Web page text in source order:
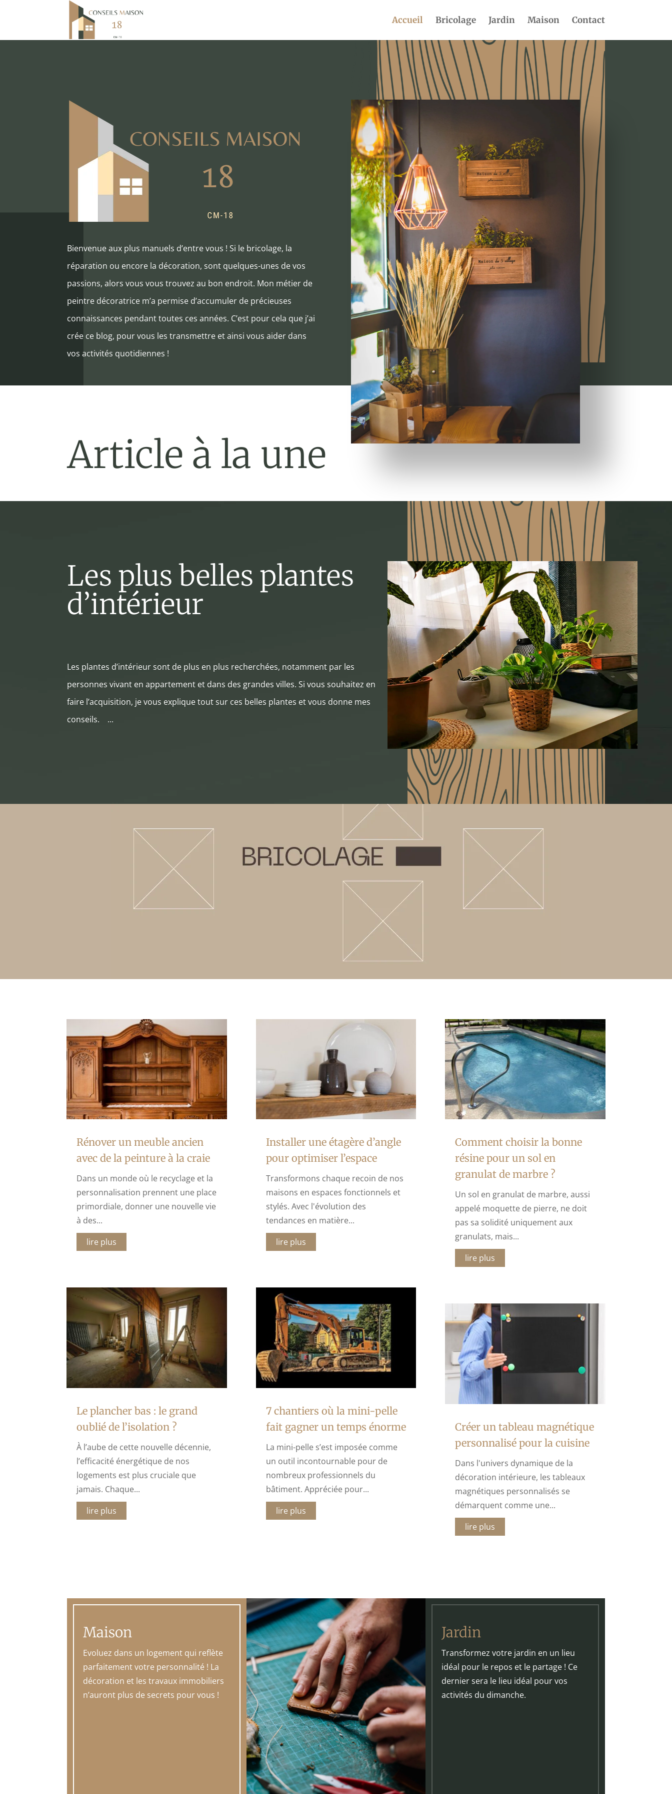
Accueil Bricolage Jardin Maison Contact
Bienvenue aux plus manuels d’entre vous ! Si le bricolage, la
réparation ou encore la décoration, sont quelques-unes de vos
passions, alors vous vous trouvez au bon endroit. Mon métier de
peintre décoratrice m’a permise d’accumuler de précieuses
connaissances pendant toutes ces années. C’est pour cela que j’ai
crée ce blog, pour vous les transmettre et ainsi vous aider dans
vos activités quotidiennes !
Article à la une
Les plus belles plantes
d’intérieur
Les plantes d’intérieur sont de plus en plus recherchées, notamment par les
personnes vivant en appartement et dans des grandes villes. Si vous souhaitez en
faire l’acquisition, je vous explique tout sur ces belles plantes et vous donne mes
conseils. ...
Rénover un meuble ancien
avec de la peinture à la craie
Dans un monde où le recyclage et la
personnalisation prennent une place
primordiale, donner une nouvelle vie
à des...
lire plus
Le plancher bas : le grand
oublié de l’isolation ?
À l’aube de cette nouvelle décennie,
l’efficacité énergétique de nos
logements est plus cruciale que
jamais. Chaque...
lire plus
Installer une étagère d’angle
pour optimiser l’espace
Transformons chaque recoin de nos
maisons en espaces fonctionnels et
stylés. Avec l'évolution des
tendances en matière...
lire plus
7 chantiers où la mini-pelle
fait gagner un temps énorme
La mini-pelle s’est imposée comme
un outil incontournable pour de
nombreux professionnels du
bâtiment. Appréciée pour...
lire plus
Comment choisir la bonne
résine pour un sol en
granulat de marbre ?
Un sol en granulat de marbre, aussi
appelé moquette de pierre, ne doit
pas sa solidité uniquement aux
granulats, mais...
lire plus
Créer un tableau magnétique
personnalisé pour la cuisine
Dans l'univers dynamique de la
décoration intérieure, les tableaux
magnétiques personnalisés se
démarquent comme une...
lire plus
Maison
Evoluez dans un logement qui reflète
parfaitement votre personnalité ! La
décoration et les travaux immobiliers
n’auront plus de secrets pour vous !
Jardin
Transformez votre jardin en un lieu
idéal pour le repos et le partage ! Ce
dernier sera le lieu idéal pour vos
activités du dimanche.